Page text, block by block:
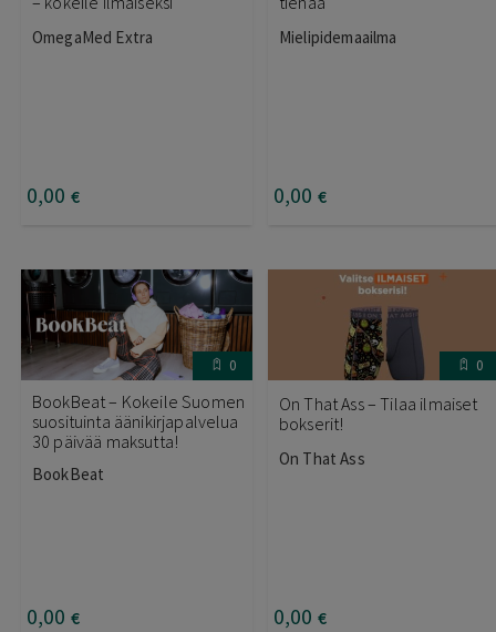
OmegaMed Extra
0,00 €
Mielipidemaailma
0,00 €
0
BookBeat – Kokeile Suomen
suosituinta äänikirjapalvelua
30 päivää maksutta!
BookBeat
0,00 €
0
On That Ass – Tilaa ilmaiset
bokserit!
On That Ass
0,00 €